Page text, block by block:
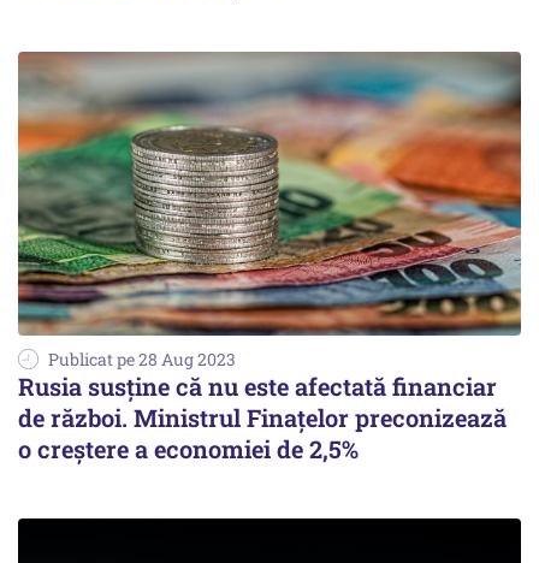
Publicat pe 28 Aug 2023
Rusia susține că nu este afectată financiar
de război. Ministrul Finațelor preconizează
o creştere a economiei de 2,5%